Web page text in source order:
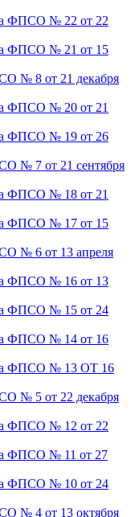
ФПСО № 22 от 22
ФПСО № 21 от 15
№ 8 от 21 декабря
ФПСО № 20 от 21
ФПСО № 19 от 26
№ 7 от 21 сентября
ФПСО № 18 от 21
ФПСО № 17 от 15
№ 6 от 13 апреля
ФПСО № 16 от 13
ФПСО № 15 от 24
ФПСО № 14 от 16
ФПСО № 13 ОТ 16
№ 5 от 22 декабря
ФПСО № 12 от 22
ФПСО № 11 от 27
ФПСО № 10 от 24
№ 4 от 13 октября